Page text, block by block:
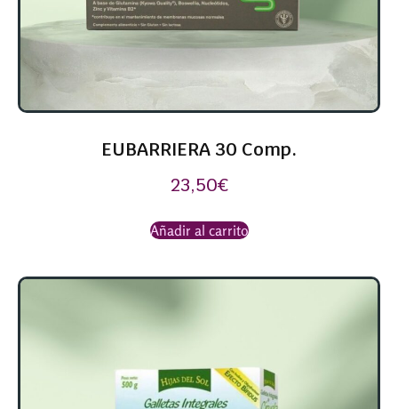
EUBARRIERA 30 Comp.
23,50€
Añadir al carrito